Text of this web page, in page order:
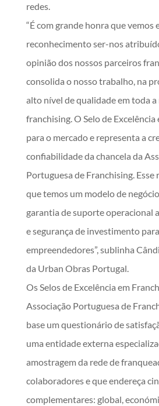
redes.
“É com grande honra que vemos
reconhecimento ser-nos
opinião dos nossos parceiros
consolida o nosso trabalho, na
alto nível de qualidade em toda a
franchising. O Selo de Excelência
para o mercado e representa a
confiabilidade da chancela da
Portuguesa de Franchising.
que temos um modelo de
garantia de suporte operacional
e segurança de investimento
empreendedores”, sublinha
da Urban Obras Portugal.
Os Selos de Excelência em
Associação Portuguesa de
base um questionário de
uma entidade externa
amostragem da rede de
colaboradores e que endereça
complementares: global,